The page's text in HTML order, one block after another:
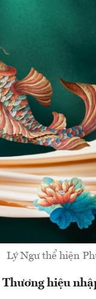
Lý Ngư thể hiện
Thương hiệu